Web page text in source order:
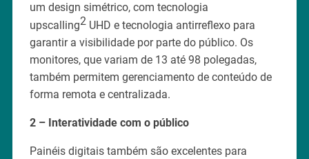
um design simétrico, com tecnologia
upscalling2UHD e tecnologia antirreflexo para
garantir a visibilidade por parte do público. Os
monitores, que variam de 13 até 98 polegadas,
também permitem gerenciamento de conteúdo de
forma remota e centralizada.
2 – Interatividade com o público
Painéis digitais também são excelentes para